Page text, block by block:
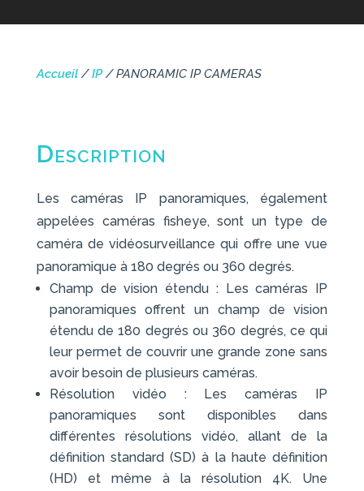
Accueil/IP/ PANORAMIC IP CAMERAS
Description
Les caméras IP panoramiques, également
appelées caméras fisheye, sont un type de
caméra de vidéosurveillance qui offre une vue
panoramique à 180 degrés ou 360 degrés.
Champ de vision étendu : Les caméras IP
panoramiques offrent un champ de vision
étendu de 180 degrés ou 360 degrés, ce qui
leur permet de couvrir une grande zone sans
avoir besoin de plusieurs caméras.
Résolution vidéo : Les caméras IP
panoramiques sont disponibles dans
différentes résolutions vidéo, allant de la
définition standard (SD) à la haute définition
(HD) et même à la résolution 4K. Une